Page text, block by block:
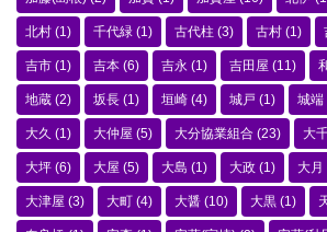
北村 (1) 千代緑 (1) 古代柱 (3) 古村 (1)
吉市 (1) 吉本 (6) 吉永 (1) 吉田屋 (11)
地蔵 (2) 坂長 (1) 垣崎 (4) 城戸 (1) 城端
大久 (1) 大仲屋 (5) 大分協業組合 (23) 大
大坪 (6) 大屋 (5) 大島 (1) 大政 (1) 大月
大津屋 (3) 大町 (4) 大醤 (10) 大黒 (1)